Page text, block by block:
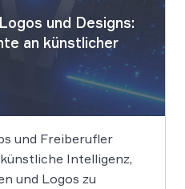
und Designs:
an künstlicher
und Freiberufler
Intelligenz,
und Logos zu